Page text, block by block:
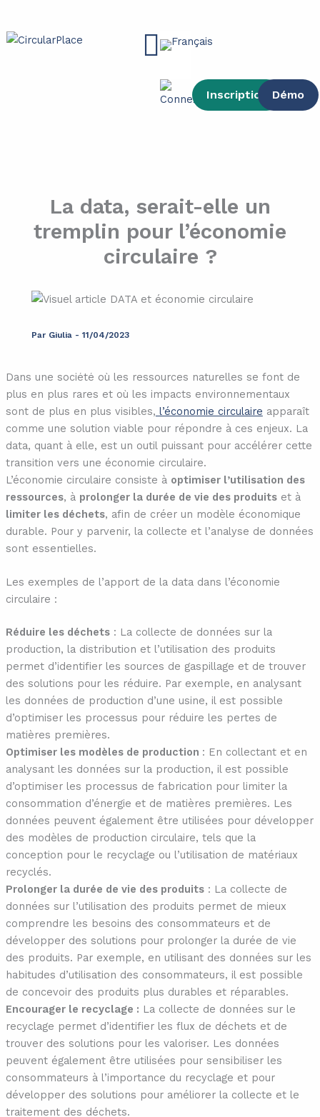
contenu
Main
Inscription Démo
La data, serait-elle un
tremplin pour l’économie
circulaire ?
Par Giulia - 11/04/2023
Dans une société où les ressources naturelles se font de
plus en plus rares et où les impacts environnementaux
sont de plus en plus visibles, l’économie circulaire apparaît
comme une solution viable pour répondre à ces enjeux. La
data, quant à elle, est un outil puissant pour accélérer cette
transition vers une économie circulaire.
L’économie circulaire consiste à optimiser l’utilisation des
ressources, à prolonger la durée de vie des produitset à
limiter les déchets, afin de créer un modèle économique
durable. Pour y parvenir, la collecte et l’analyse de données
sont essentielles.
Les exemples de l’apport de la data dans l’économie
circulaire :
Réduire les déchets: La collecte de données sur la
production, la distribution et l’utilisation des produits
permet d’identifier les sources de gaspillage et de trouver
des solutions pour les réduire. Par exemple, en analysant
les données de production d’une usine, il est possible
d’optimiser les processus pour réduire les pertes de
matières premières.
Optimiser les modèles de production : En collectant et en
analysant les données sur la production, il est possible
d’optimiser les processus de fabrication pour limiter la
consommation d’énergie et de matières premières. Les
données peuvent également être utilisées pour développer
des modèles de production circulaire, tels que la
conception pour le recyclage ou l’utilisation de matériaux
recyclés.
Prolonger la durée de vie des produits: La collecte de
données sur l’utilisation des produits permet de mieux
comprendre les besoins des consommateurs et de
développer des solutions pour prolonger la durée de vie
des produits. Par exemple, en utilisant des données sur les
habitudes d’utilisation des consommateurs, il est possible
de concevoir des produits plus durables et réparables.
Encourager le recyclage : La collecte de données sur le
recyclage permet d’identifier les flux de déchets et de
trouver des solutions pour les valoriser. Les données
peuvent également être utilisées pour sensibiliser les
consommateurs à l’importance du recyclage et pour
développer des solutions pour améliorer la collecte et le
traitement des déchets.